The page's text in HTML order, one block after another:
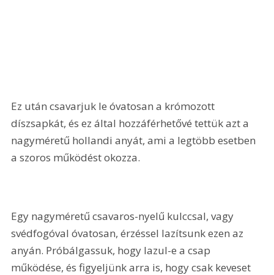
Ez után csavarjuk le óvatosan a krómozott
díszsapkát, és ez által hozzáférhetővé tettük azt a
nagyméretű hollandi anyát, ami a legtöbb esetben
a szoros működést okozza.
Egy nagyméretű csavaros-nyelű kulccsal, vagy
svédfogóval óvatosan, érzéssel lazítsunk ezen az
anyán. Próbálgassuk, hogy lazul-e a csap
működése, és figyeljünk arra is, hogy csak keveset